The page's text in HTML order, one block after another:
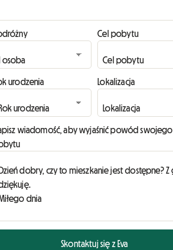
Cel pobytu
urodzenia Lokalizacja
wiadomość, aby wyjaśnić powód swojego
Skontaktuj się z Eva